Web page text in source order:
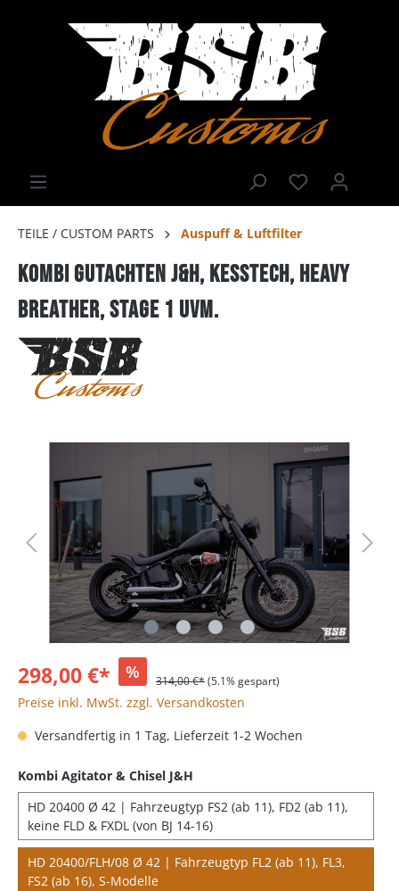
TEILE / CUSTOM PARTS Auspuff & Luftfilter
Kombi Gutachten J&H, Kesstech, Heavy
Breather, Stage 1 uvm.
298,00 €* % 314,00 €*(5.1% gespart)
Preise inkl. MwSt. zzgl. Versandkosten
Versandfertig in 1 Tag, Lieferzeit 1-2 Wochen
Kombi Agitator & Chisel J&H
HD 20400 Ø 42 | Fahrzeugtyp FS2 (ab 11), FD2 (ab 11),
keine FLD & FXDL (von BJ 14-16)
HD 20400/FLH/08 Ø 42 | Fahrzeugtyp FL2 (ab 11), FL3,
FS2 (ab 16), S-Modelle